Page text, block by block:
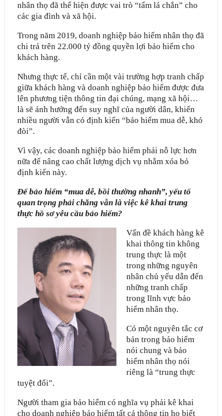
nhân thọ đã thể hiện được vai trò “tấm lá chắn” cho
các gia đình và xã hội.
Trong năm 2019, doanh nghiệp bảo hiểm nhân thọ đã
chi trả trên 22.000 tỷ đồng quyền lợi bảo hiểm cho
khách hàng.
Nhưng thực tế, chỉ cần một vài trường hợp tranh chấp
giữa khách hàng và doanh nghiệp bảo hiểm được đưa
lên phương tiện thông tin đại chúng, mạng xã hội…
là sẽ ảnh hưởng đến suy nghĩ của người dân, khiến
nhiều người vẫn có định kiến “bảo hiểm mua dễ, khó
đòi”.
Vì vậy, các doanh nghiệp bảo hiểm phải nỗ lực hơn
nữa để nâng cao chất lượng dịch vụ nhằm xóa bỏ
định kiến này.
Để bảo hiểm “mua dễ, bồi thường nhanh”, yếu tố
quan trọng phải chăng vẫn là việc kê khai trung
thực hồ sơ yêu cầu bảo hiểm?
Vấn đề khách hàng kê
khai thông tin không
trung thực là một
trong những nguyên
nhân chủ yếu dẫn đến
những tranh chấp
trong lĩnh vực bảo
hiểm nhân thọ.
Có một nguyên tắc cơ
bản trong bảo hiểm
nói chung và bảo
hiểm nhân thọ nói
riêng là “trung thực
tuyệt đối”.
Người tham gia bảo hiểm có nghĩa vụ phải kê khai
cho doanh nghiệp bảo hiểm tất cả thông tin họ biết